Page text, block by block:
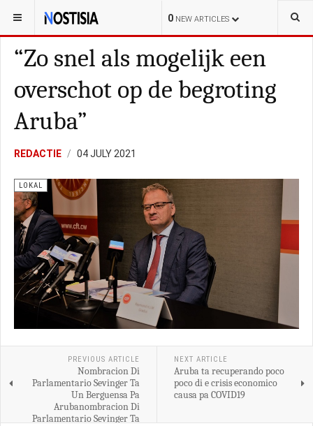
0 NEW ARTICLES
YOU ARE HERE: ARUBA
“Zo snel als mogelijk een
overschot op de begroting
Aruba”
REDACTIE 04 JULY 2021
LOKAL
PREVIOUS ARTICLE
Nombracion Di
Parlamentario Sevinger Ta
Un Berguensa Pa
Arubanombracion Di
Parlamentario Sevinger Ta
NEXT ARTICLE
Aruba ta recuperando poco
poco di e crisis economico
causa pa COVID19